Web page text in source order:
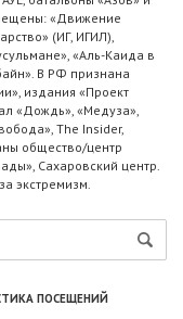
«Движение
(ИГ, ИГИЛ),
«Аль-Каида в
В РФ признана
издания «Проект
«Дождь», «Медуза»,
The Insider,
общество/центр
Сахаровский центр.
экстремизм.
ПОСЕЩЕНИЙ